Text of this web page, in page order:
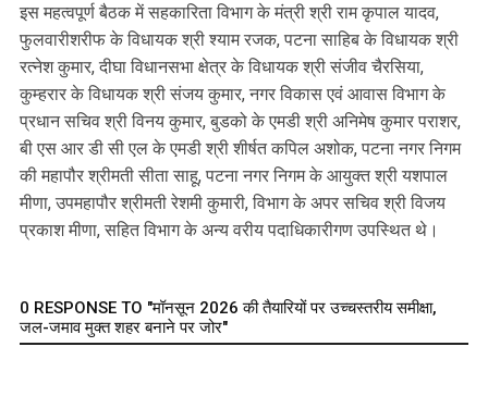
इस महत्वपूर्ण बैठक में सहकारिता विभाग के मंत्री श्री राम कृपाल यादव,
फुलवारीशरीफ के विधायक श्री श्याम रजक, पटना साहिब के विधायक श्री
रत्नेश कुमार, दीघा विधानसभा क्षेत्र के विधायक श्री संजीव चैरसिया,
कुम्हरार के विधायक श्री संजय कुमार, नगर विकास एवं आवास विभाग के
प्रधान सचिव श्री विनय कुमार, बुडको के एमडी श्री अनिमेष कुमार पराशर,
बी एस आर डी सी एल के एमडी श्री शीर्षत कपिल अशोक, पटना नगर निगम
की महापौर श्रीमती सीता साहू, पटना नगर निगम के आयुक्त श्री यशपाल
मीणा, उपमहापौर श्रीमती रेशमी कुमारी, विभाग के अपर सचिव श्री विजय
प्रकाश मीणा, सहित विभाग के अन्य वरीय पदाधिकारीगण उपस्थित थे।
0 RESPONSE TO "मॉनसून 2026 की तैयारियों पर उच्चस्तरीय समीक्षा,
जल-जमाव मुक्त शहर बनाने पर जोर"